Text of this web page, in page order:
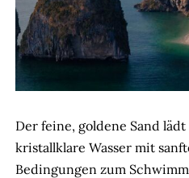
Der feine, goldene Sand
kristallklare Wasser mit
Bedingungen zum